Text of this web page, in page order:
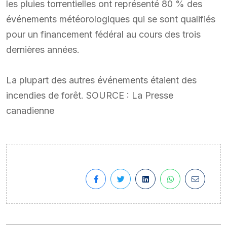
les pluies torrentielles ont représenté 80 % des
événements météorologiques qui se sont qualifiés
pour un financement fédéral au cours des trois
dernières années.
La plupart des autres événements étaient des
incendies de forêt. SOURCE : La Presse
canadienne